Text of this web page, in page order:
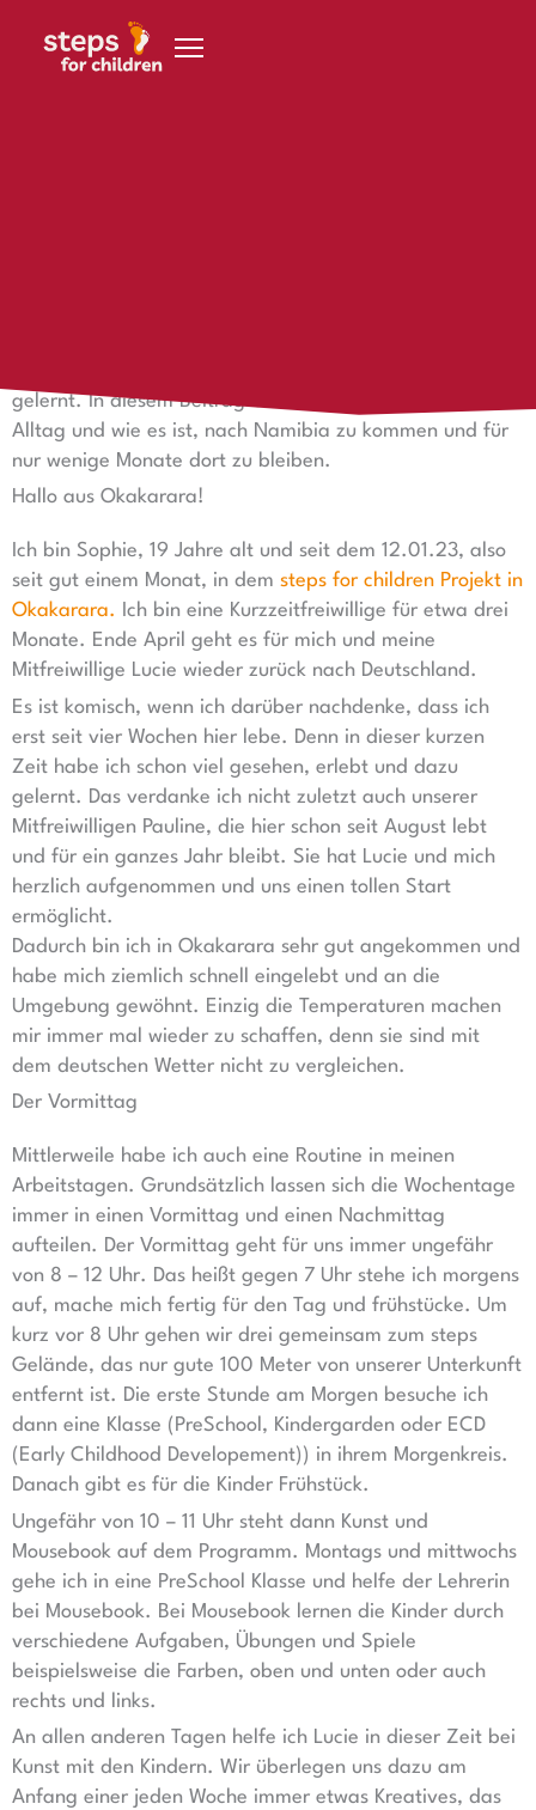
gelernt. In diesem Beitrag beschreibt sie ihren steps
Alltag und wie es ist, nach Namibia zu kommen und für
nur wenige Monate dort zu bleiben.
Hallo aus Okakarara!
Ich bin Sophie, 19 Jahre alt und seit dem 12.01.23, also
seit gut einem Monat, in dem steps for children Projekt in
Okakarara. Ich bin eine Kurzzeitfreiwillige für etwa drei
Monate. Ende April geht es für mich und meine
Mitfreiwillige Lucie wieder zurück nach Deutschland.
Es ist komisch, wenn ich darüber nachdenke, dass ich
erst seit vier Wochen hier lebe. Denn in dieser kurzen
Zeit habe ich schon viel gesehen, erlebt und dazu
gelernt. Das verdanke ich nicht zuletzt auch unserer
Mitfreiwilligen Pauline, die hier schon seit August lebt
und für ein ganzes Jahr bleibt. Sie hat Lucie und mich
herzlich aufgenommen und uns einen tollen Start
ermöglicht.
Dadurch bin ich in Okakarara sehr gut angekommen und
habe mich ziemlich schnell eingelebt und an die
Umgebung gewöhnt. Einzig die Temperaturen machen
mir immer mal wieder zu schaffen, denn sie sind mit
dem deutschen Wetter nicht zu vergleichen.
Der Vormittag
Mittlerweile habe ich auch eine Routine in meinen
Arbeitstagen. Grundsätzlich lassen sich die Wochentage
immer in einen Vormittag und einen Nachmittag
aufteilen. Der Vormittag geht für uns immer ungefähr
von 8 – 12 Uhr. Das heißt gegen 7 Uhr stehe ich morgens
auf, mache mich fertig für den Tag und frühstücke. Um
kurz vor 8 Uhr gehen wir drei gemeinsam zum steps
Gelände, das nur gute 100 Meter von unserer Unterkunft
entfernt ist. Die erste Stunde am Morgen besuche ich
dann eine Klasse (PreSchool, Kindergarden oder ECD
(Early Childhood Developement)) in ihrem Morgenkreis.
Danach gibt es für die Kinder Frühstück.
Ungefähr von 10 – 11 Uhr steht dann Kunst und
Mousebook auf dem Programm. Montags und mittwochs
gehe ich in eine PreSchool Klasse und helfe der Lehrerin
bei Mousebook. Bei Mousebook lernen die Kinder durch
verschiedene Aufgaben, Übungen und Spiele
beispielsweise die Farben, oben und unten oder auch
rechts und links.
An allen anderen Tagen helfe ich Lucie in dieser Zeit bei
Kunst mit den Kindern. Wir überlegen uns dazu am
Anfang einer jeden Woche immer etwas Kreatives, das